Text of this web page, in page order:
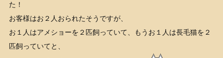
た！
お客様はお２人おられたそうですが、
お１人はアメショーを２匹飼っていて、もうお１人は長毛猫を２
匹飼っていてと、